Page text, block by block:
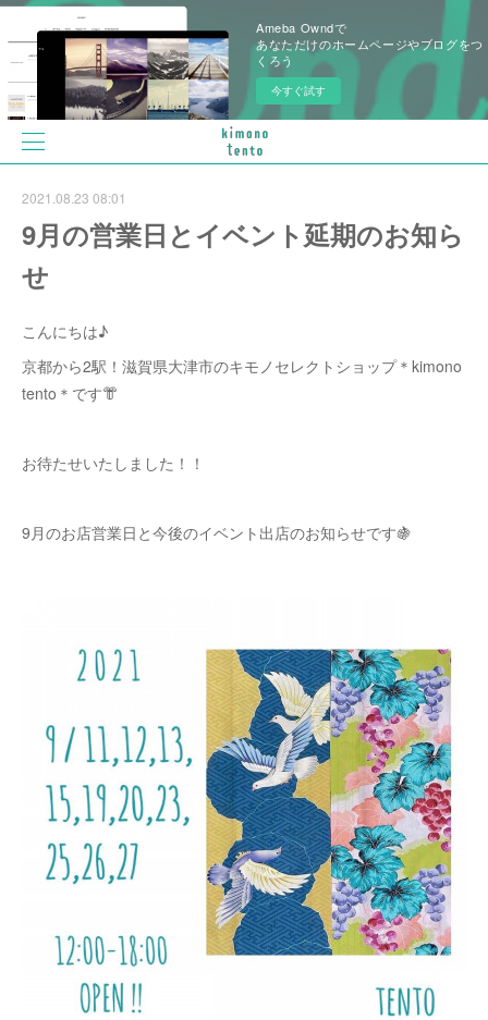
Ameba Owndで
あなただけのホームページやブログをつ
くろう
今すぐ試す
2021.08.23 08:01
9月の営業日とイベント延期のお知ら
せ
こんにちは♪
京都から2駅！滋賀県大津市のキモノセレクトショップ＊kimono
tento＊です👘
お待たせいたしました！！
9月のお店営業日と今後のイベント出店のお知らせです🍇